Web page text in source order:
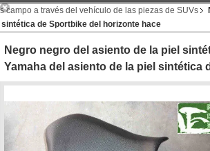
campo a través del vehículo de las piezas de SUVs
de Sportbike del horizonte hace
Negro negro del asiento de la piel
Yamaha del asiento de la piel sintética